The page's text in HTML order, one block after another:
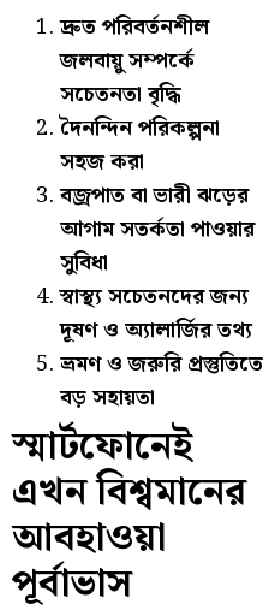
দ্রুত পরিবর্তনশীল
জলবায়ু সম্পর্কে
সচেতনতা বৃদ্ধি
দৈনন্দিন পরিকল্পনা
সহজ করা
বজ্রপাত বা ভারী ঝড়ের
আগাম সতর্কতা পাওয়ার
সুবিধা
স্বাস্থ্য সচেতনদের জন্য
দূষণ ও অ্যালার্জির তথ্য
ভ্রমণ ও জরুরি প্রস্তুতিতে
বড় সহায়তা
স্মার্টফোনেই
এখন বিশ্বমানের
আবহাওয়া
পূর্বাভাস